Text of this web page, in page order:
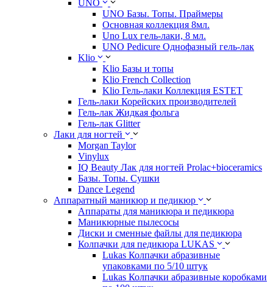
UNO
UNO Базы. Топы. Праймеры
Основная коллекция 8мл.
Uno Lux гель-лаки, 8 мл.
UNO Pedicure Однофазный гель-лак
Klio
Klio Базы и топы
Klio French Collection
Klio Гель-лаки Коллекция ESTET
Гель-лаки Корейских производителей
Гель-лак Жидкая фольга
Гель-лак Glitter
Лаки для ногтей
Morgan Taylor
Vinylux
IQ Beauty Лак для ногтей Prolac+bioceramics
Базы. Топы. Сушки
Dance Legend
Аппаратный маникюр и педикюр
Аппараты для маникюра и педикюра
Маникюрные пылесосы
Диски и сменные файлы для педикюра
Колпачки для педикюра LUKAS
Lukas Колпачки абразивные
упаковками по 5/10 штук
Lukas Колпачки абразивные коробками